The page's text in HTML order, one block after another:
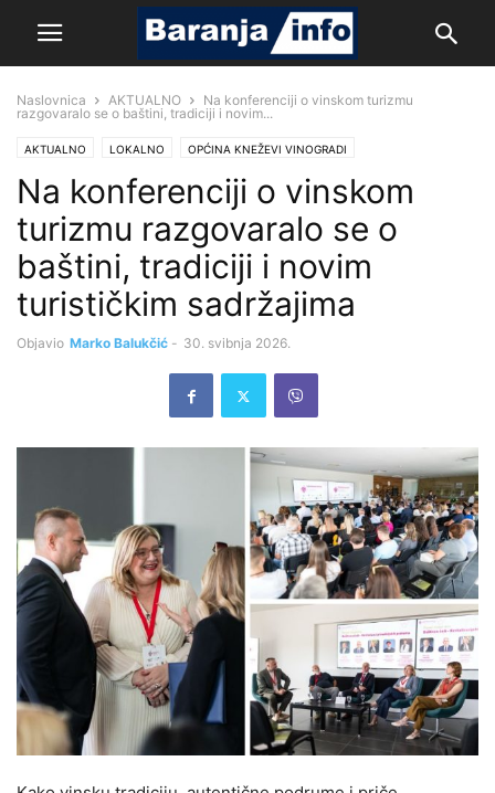
Naslovnica AKTUALNO
Na konferenciji o vinskom turizmu
razgovaralo se o baštini, tradiciji i novim...
AKTUALNO LOKALNO OPĆINA KNEŽEVI VINOGRADI
OSJEČKO-BARANJSKA ŽUPANIJA ŽIVOT
Na konferenciji o vinskom
turizmu razgovaralo se o
baštini, tradiciji i novim
turističkim sadržajima
Objavio Marko Balukčić - 30. svibnja 2026.